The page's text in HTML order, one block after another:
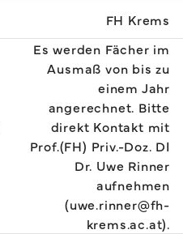
FH Krems
Es werden Fächer im
Ausmaß von bis zu
einem Jahr
angerechnet. Bitte
direkt Kontakt mit
Prof.(FH) Priv.-Doz. DI
Dr. Uwe Rinner
aufnehmen
(uwe.rinner@fh-
krems.ac.at).